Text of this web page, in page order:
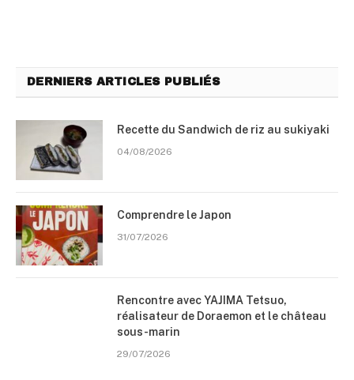
DERNIERS ARTICLES PUBLIÉS
Recette du Sandwich de riz au sukiyaki
04/08/2026
Comprendre le Japon
31/07/2026
Rencontre avec YAJIMA Tetsuo,
réalisateur de Doraemon et le château
sous-marin
29/07/2026